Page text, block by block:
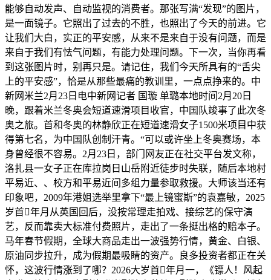
能够自动发声、自动监视的消费者。那张写满“发现”的图片，
是一面镜子。它照出了过去的不胜，也照出了今天的前进。它
让我们大白，实正的平安感，从来不是来自于没有问题，而是
来自于我们有怯气问题，有能力处理问题。下一次，当你再看
到这张图片时，别再只是。请记住，我们今天所具有的“舌尖
上的平安感”，恰是从那些最痛的教训里，一点点挣来的。中
新网米兰2月23日电中新网记者 国璇 单璐本地时间2月20日
晚，跟着米兰冬奥会短道速滑项目收官，中国队竣事了此次冬
奥之旅。首和冬奥的林静欣正在短道速滑女子1500米项目中获
得第七名，为中国队创制汗青。“可以或许坐上冬奥赛场，本
身曾经很不容易。2月23日，部门网友正在社交平台发文称，
洛扎县一女子正在库拉岗日山岳附近徒步时失联，随后本地村
平易近、、校方和平易近间多组力量参取救援。大师该当还有
印象吧，2009年港姐选举里拿下“最上镜蜜斯”的袁嘉敏，2025
岁首年月从英国回后，没按常理走拍戏、接综艺的保守演
艺，反而靠卖大标准付费照片，走出了一条挺出格的赔本子。
马年春节假期，全球大商品走出一波强势行情，黄金、白银、
原油同步拉升，成为假期最吸睛的资产。良多投资者都正在关
怀，这波行情涨到了哪？2026大岁首年月一，《镖人！风起